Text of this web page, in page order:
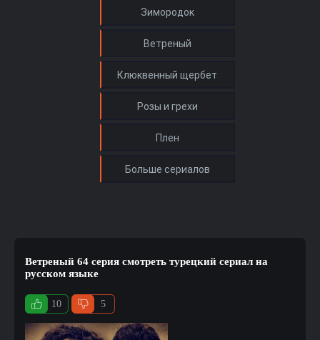
Ветреный 64 серия смотреть турецкий сериал на
русском языке
10 5